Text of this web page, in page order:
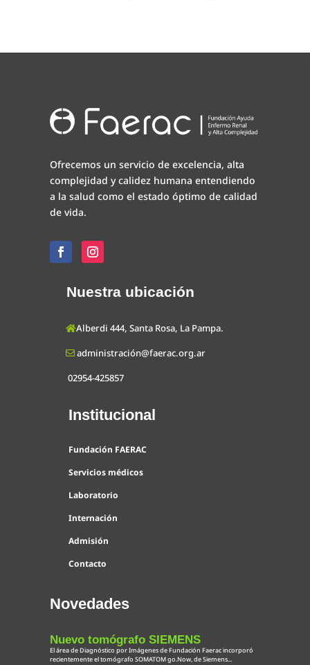
Ofrecemos un servicio de excelencia, alta
complejidad y calidez humana entendiendo
a la salud como el estado óptimo de calidad
de vida.
Nuestra ubicación
Alberdi 444, Santa Rosa, La Pampa.
administración@faerac.org.ar
02954-425857
Institucional
Fundación FAERAC
Servicios médicos
Laboratorio
Internación
Admisión
Contacto
Novedades
Nuevo tomógrafo SIEMENS
El área de Diagnóstico por Imágenes de Fundación Faerac incorporó
recientemente el tomógrafo SOMATOM go.Now, de Siemens...